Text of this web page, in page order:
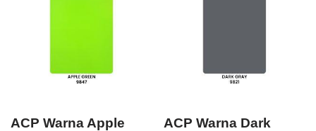
ACP Warna Apple
ACP Warna Dark